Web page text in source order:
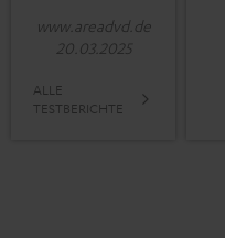
www.areadvd.de
20.03.2025
ALLE
TESTBERICHTE